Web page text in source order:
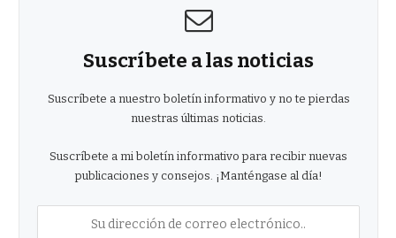
Suscríbete a las noticias
Suscríbete a nuestro boletín informativo y no te pierdas
nuestras últimas noticias.
Suscríbete a mi boletín informativo para recibir nuevas
publicaciones y consejos. ¡Manténgase al día!